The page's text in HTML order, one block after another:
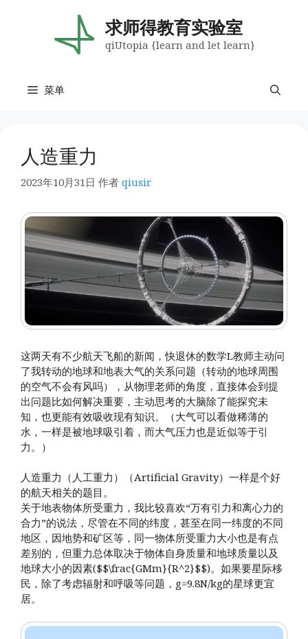
求师得教育实验室
qiUtopia {learn and let learn}
菜单
人造重力
2023年10月31日 作者 qiusir
这两天有不少航天飞船的新闻，快退休的数学L教师主动问
了我转动的地球和地表大气的关系问题（转动的地球周围
的空气不会有风吗），从物理老师的角度，直接体会到提
出问题比如何解决重要，主动思考的大脑除了能探究未
知，也更能有效吸收现有知识。（大气可以看做稀薄的
水，一样是被地球吸引着，而大气压力也是近似等于引
力。）
人造重力（人工重力）（Artificial Gravity）一样是个好
的航天相关的题目。
关于地表物体所受重力，我比较喜欢“万有引力和离心力的
合力”的说法，尽管在不同的纬度，甚至在同一纬度的不同
地区，因地势和矿区等，同一物体所受重力大小也是有点
差别的，但重力总体取决于物体自身质量和地球质量以及
地球大小的因素($$\frac{GMm}{R^2}$$)。如果要星际移
民，除了考虑辐射和呼吸等问题，g=9.8N/kg的星球更宜
居。